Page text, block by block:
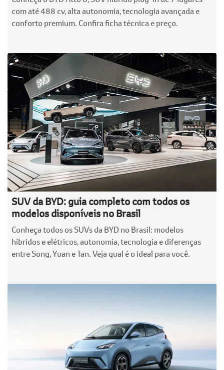
com até 488 cv, alta autonomia, tecnologia avançada e
conforto premium. Confira ficha técnica e preço.
SUV da BYD: guia completo com todos os
modelos disponíveis no Brasil
Conheça todos os SUVs da BYD no Brasil: modelos
híbridos e elétricos, autonomia, tecnologia e diferenças
entre Song, Yuan e Tan. Veja qual é o ideal para você.